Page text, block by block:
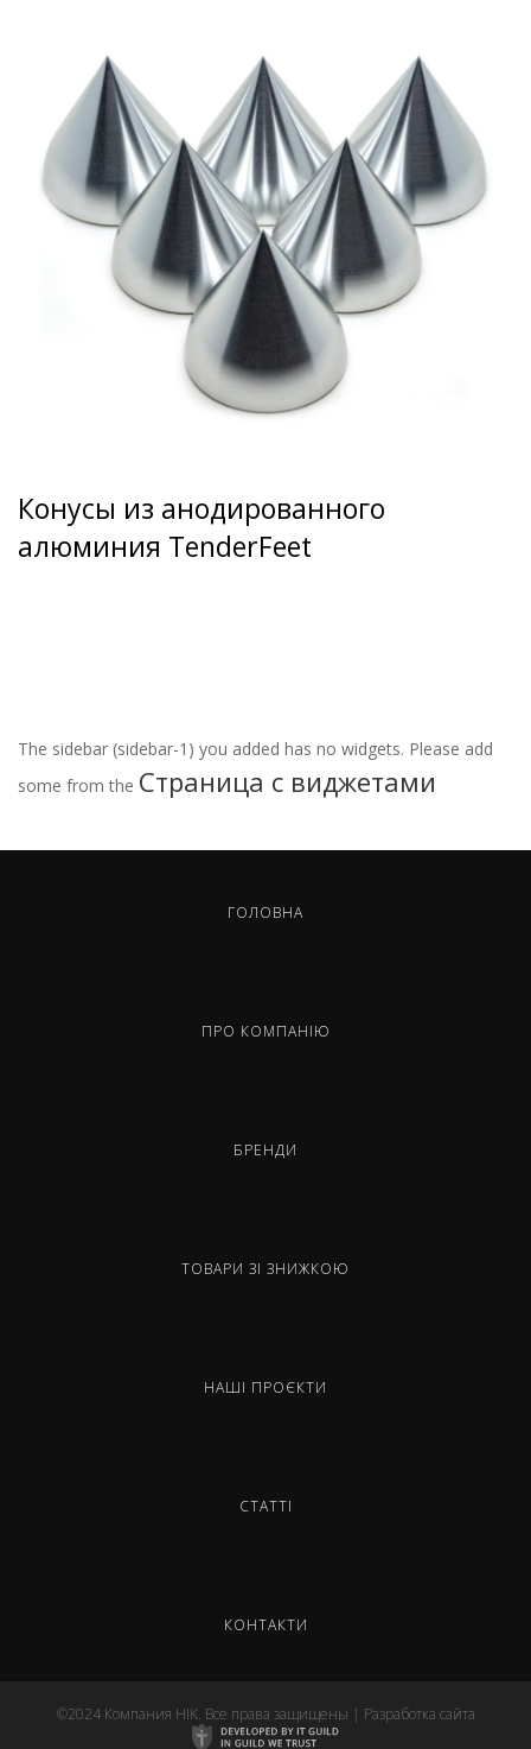
Конусы из анодированного
алюминия TenderFeet
The sidebar (sidebar-1) you added has no widgets. Please add
some from the Страница с виджетами
ГОЛОВНА
ПРО КОМПАНІЮ
БРЕНДИ
ТОВАРИ ЗІ ЗНИЖКОЮ
НАШІ ПРОЄКТИ
СТАТТІ
КОНТАКТИ
©2024 Компания HIK. Все права защищены | Разработка сайта